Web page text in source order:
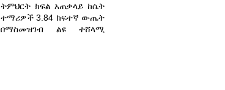
ትምህርት ክፍል አጠቃላይ ከሴት
ተማሪዎች 3.84 ከፍተኛ ውጤት
በማስመዝገብ ልዩ ተሸላሚ